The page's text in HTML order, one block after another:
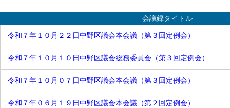
平成25年
平成23年
平成20年
平成19年
平成18年
平成17年
平成16年
予算特別委員会 区民分科会
予算特別委員会 厚生分科会
予算特別委員会 建設分科会
予算特別委員会 子ども文教分
科会
決算特別委員会
決算特別委員会 区民分科会
決算特別委員会 厚生分科会
決算特別委員会 建設分科会
会議録タイトル
令和７年１０月２２日中野区議会本会議（第３回定例会）
令和７年１０月１０日中野区議会総務委員会（第３回定例会）
令和７年１０月０７日中野区議会本会議（第３回定例会）
令和７年０６月１９日中野区議会本会議（第２回定例会）